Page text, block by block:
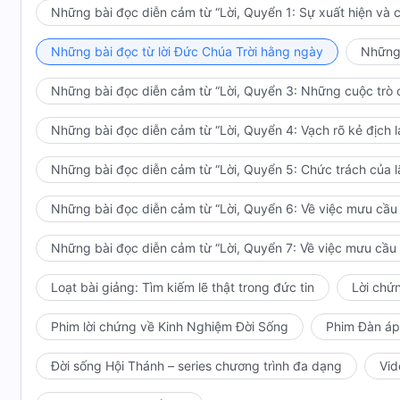
Đấng mà họ phải quỳ gối thờ phượng. Thế thì làm
thì những lời như “Đức Giê-hô-va là Chúa của muôn
người có thể tỏ hiện Ngài, tôn vinh Ngài, và đại diện
Ngài được? Làm sao họ có thể trở thành những biểu
của Đức Giê-hô-va rằng “Ta đã dựng nên con người
trong tay của Sa-tan, kẻ xấu xa hay sao? Chẳng
nhục đối với việc dựng nên loài người của Đức Giê-
Giê-hô-va sau khi dựng nên loài người đã không
đó, chỉ sau khi cơn đại hồng thủy hủy hoại thế giới,
ên, là con cháu của Nô-ê cũng như của A-đam.
cho dân Y-sơ-ra-ên khi họ sinh sống trên mọi miền
hô-va không chỉ có thể hà hơi vào con người để họ
người thọ tạo, mà Ngài còn có thể thiêu rụi loài
loài người. Và vì thế, họ cũng thấy được rằng Đức
đất, và phán bảo cũng như làm việc giữa loài người
hiện chỉ là để các loài thọ tạo của Ngài có thể biết
hơn nữa, con người đã được Ngài dựng nên. Không
Những bài đọc diễn cảm từ “Lời, Quyển 1: Sự xuất hiện và
Những bài đọc từ lời Đức Chúa Trời hằng ngày
Những bài đọc diễn cảm từ “Lời, Quyển 3: Những cuộc
Những bài đọc diễn cảm từ “Lời, Quyển 4: Vạch rõ kẻ địch
Những bài đọc diễn cảm từ “Lời, Quyển 5: Chức trách của
Những bài đọc diễn cảm từ “Lời, Quyển 6: Về việc mưu cầu
Những bài đọc diễn cảm từ “Lời, Quyển 7: Về việc mưu cầu
Loạt bài giảng: Tìm kiếm lẽ thật trong đức tin Lời
Phim lời chứng về Kinh Nghiệm Đời Sống Phim Đàn
Đời sống Hội Thánh – series chương trình đa dạng